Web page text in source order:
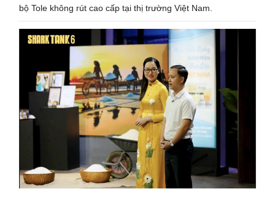
bộ Tole không rút cao cấp tại thị trường Việt Nam.